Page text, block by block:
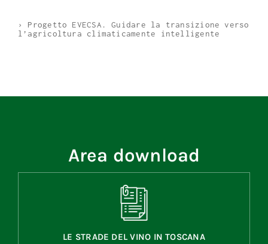
› Progetto EVECSA. Guidare la transizione verso
l’agricoltura climaticamente intelligente
Area download
LE STRADE DEL VINO IN TOSCANA